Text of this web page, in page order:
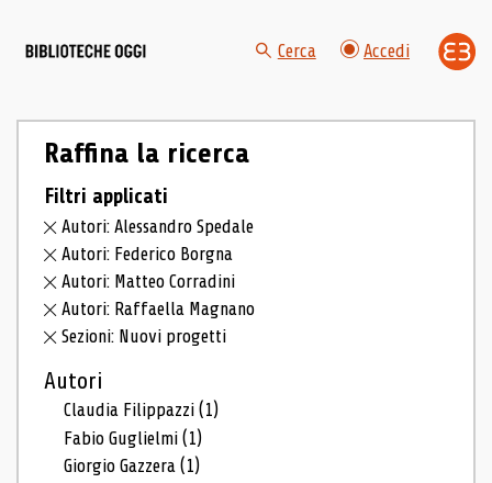
Cerca Accedi
Raffina la ricerca
Filtri applicati
Autori: Alessandro Spedale
Autori: Federico Borgna
Autori: Matteo Corradini
Autori: Raffaella Magnano
Sezioni: Nuovi progetti
Autori
Claudia Filippazzi(1)
Fabio Guglielmi(1)
Giorgio Gazzera(1)